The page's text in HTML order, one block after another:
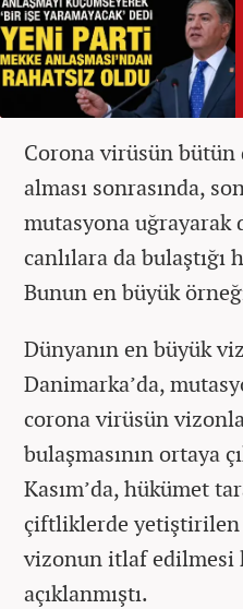
Corona virüsün bütün
alması sonrasında,
mutasyona uğrayarak
canlılara da
Bunun en büyük
Dünyanın en büyük
Danimarka’da,
corona virüsün
bulaşmasının ortaya
Kasım’da, hükümet
çiftliklerde yetiştirilen
vizonun itlaf edilmesi
açıklanmıştı.